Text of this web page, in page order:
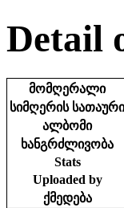
Detail
მომღერალი
სიმღერის სათაური
ალბომი
ხანგრძლივობა
Stats
Uploaded by
ქმედება